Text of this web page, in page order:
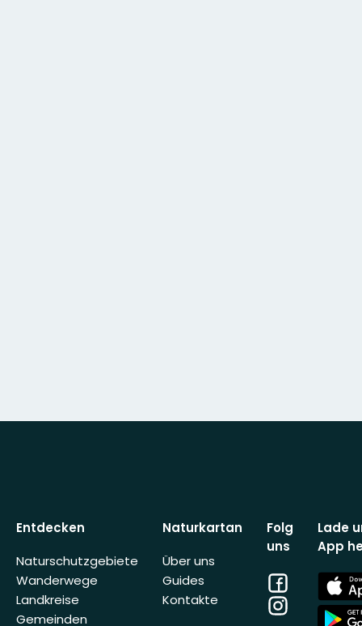
Entdecken
Naturschutzgebiete
Wanderwege
Landkreise
Gemeinden
Naturkartan
Über uns
Guides
Kontakte
Folg
uns
Facebook
Instagram
Lade
App
App
Store
App